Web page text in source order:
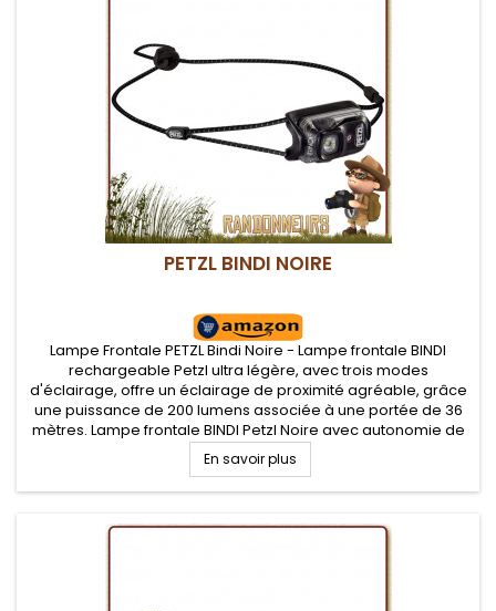
PETZL BINDI NOIRE
Lampe Frontale PETZL Bindi Noire - Lampe frontale BINDI
rechargeable Petzl ultra légère, avec trois modes
d'éclairage, offre un éclairage de proximité agréable, grâce
une puissance de 200 lumens associée à une portée de 36
mètres. Lampe frontale BINDI Petzl Noire avec autonomie de
50 heures sur batterie
En savoir plus